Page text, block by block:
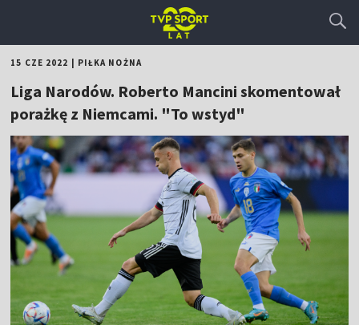
15 CZE 2022 PIŁKA NOŻNA
Liga Narodów. Roberto Mancini skomentował
porażkę z Niemcami. "To wstyd"